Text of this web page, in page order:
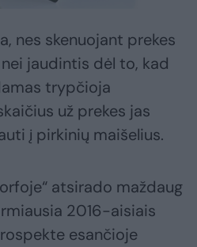
nes skenuojant prekes
jaudintis dėl to, kad
trypčioja
už prekes jas
į pirkinių maišelius.
atsirado maždaug
2016-aisiais
esančioje